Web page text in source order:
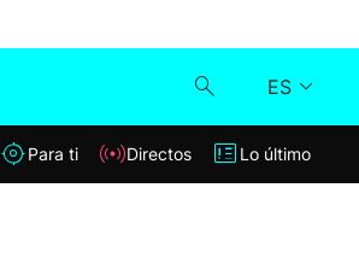
ES
Klisk
Para ti Directos Lo último